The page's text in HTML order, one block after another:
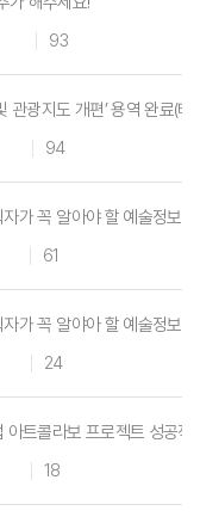
93
관광지도 개편’ 용역 완료(
94
가 꼭 알아야 할 예술정보
61
가 꼭 알야아 할 예술정보
24
트콜라보 프로젝트 성공적
18